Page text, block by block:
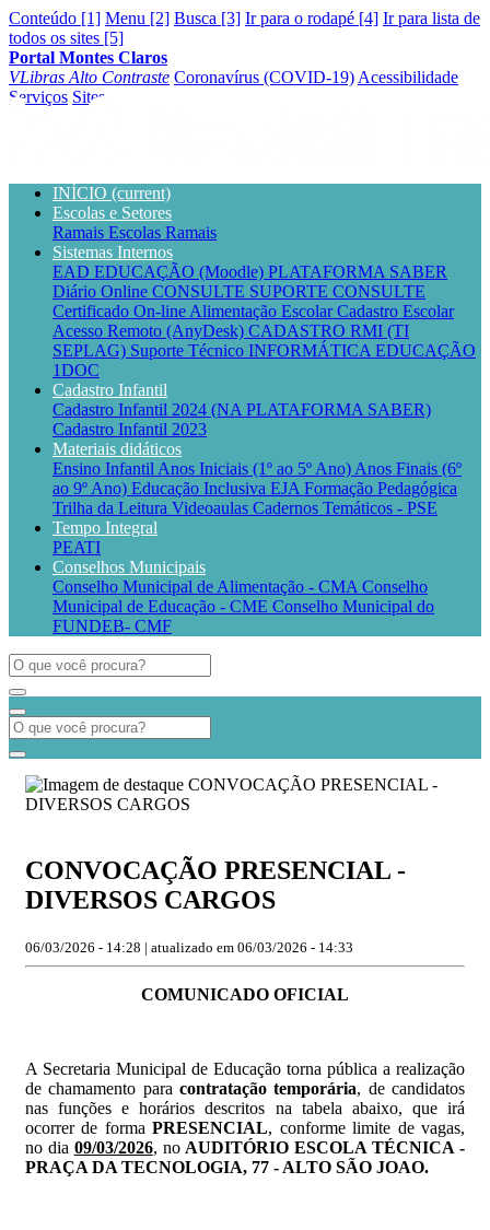
Conteúdo [1] Menu [2] Busca [3] Ir para o rodapé [4] Ir para lista de
todos os sites [5]
Portal Montes Claros
VLibras Alto Contraste Coronavírus (COVID-19) Acessibilidade
Serviços Sites
INÍCIO (current)
Escolas e Setores
Ramais Escolas Ramais
Sistemas Internos
EAD EDUCAÇÃO (Moodle) PLATAFORMA SABER
Diário Online CONSULTE SUPORTE CONSULTE
Certificado On-line Alimentação EscolarCadastro Escolar
Acesso Remoto (AnyDesk) CADASTRO RMI (TI
SEPLAG) Suporte Técnico INFORMÁTICA EDUCAÇÃO
1DOC
Cadastro Infantil
Cadastro Infantil 2024 (NA PLATAFORMA SABER)
Cadastro Infantil 2023
Materiais didáticos
Ensino Infantil Anos Iniciais (1º ao 5º Ano) Anos Finais (6º
ao 9º Ano) Educação Inclusiva EJA Formação Pedagógica
Trilha da Leitura Videoaulas Cadernos Temáticos - PSE
Tempo Integral
PEATI
Conselhos Municipais
Conselho Municipal de Alimentação - CMA Conselho
Municipal de Educação - CME Conselho Municipal do
FUNDEB- CMF
CONVOCAÇÃO PRESENCIAL -
DIVERSOS CARGOS
06/03/2026 - 14:28 | atualizado em 06/03/2026 - 14:33
COMUNICADO OFICIAL
A Secretaria Municipal de Educação torna pública a realização
de chamamento para contratação temporária, de candidatos
nas funções e horários descritos na tabela abaixo, que irá
ocorrer de formaPRESENCIAL, conforme limite de vagas,
no dia 09/03/2026, no AUDITÓRIO ESCOLA TÉCNICA -
PRAÇA DA TECNOLOGIA, 77 - ALTO SÃO JOAO.